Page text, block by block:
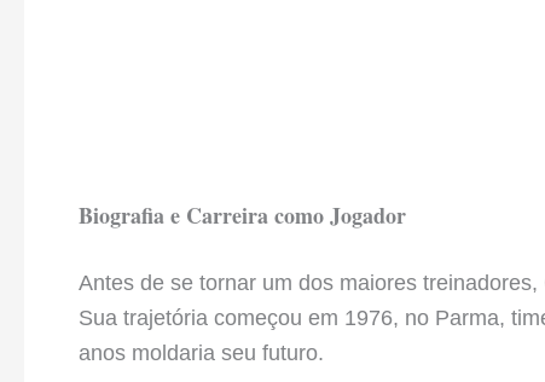
Biografia e Carreira como Jogador
Antes de se tornar um dos maiores
Sua trajetória começou em 1976, no Parma,
anos moldaria seu futuro.